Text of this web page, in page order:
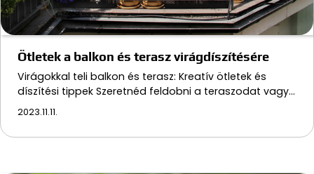
Ötletek a balkon és terasz virágdíszítésére
Virágokkal teli balkon és terasz: Kreatív ötletek és
díszítési tippek Szeretnéd feldobni a teraszodat vagy…
2023.11.11.